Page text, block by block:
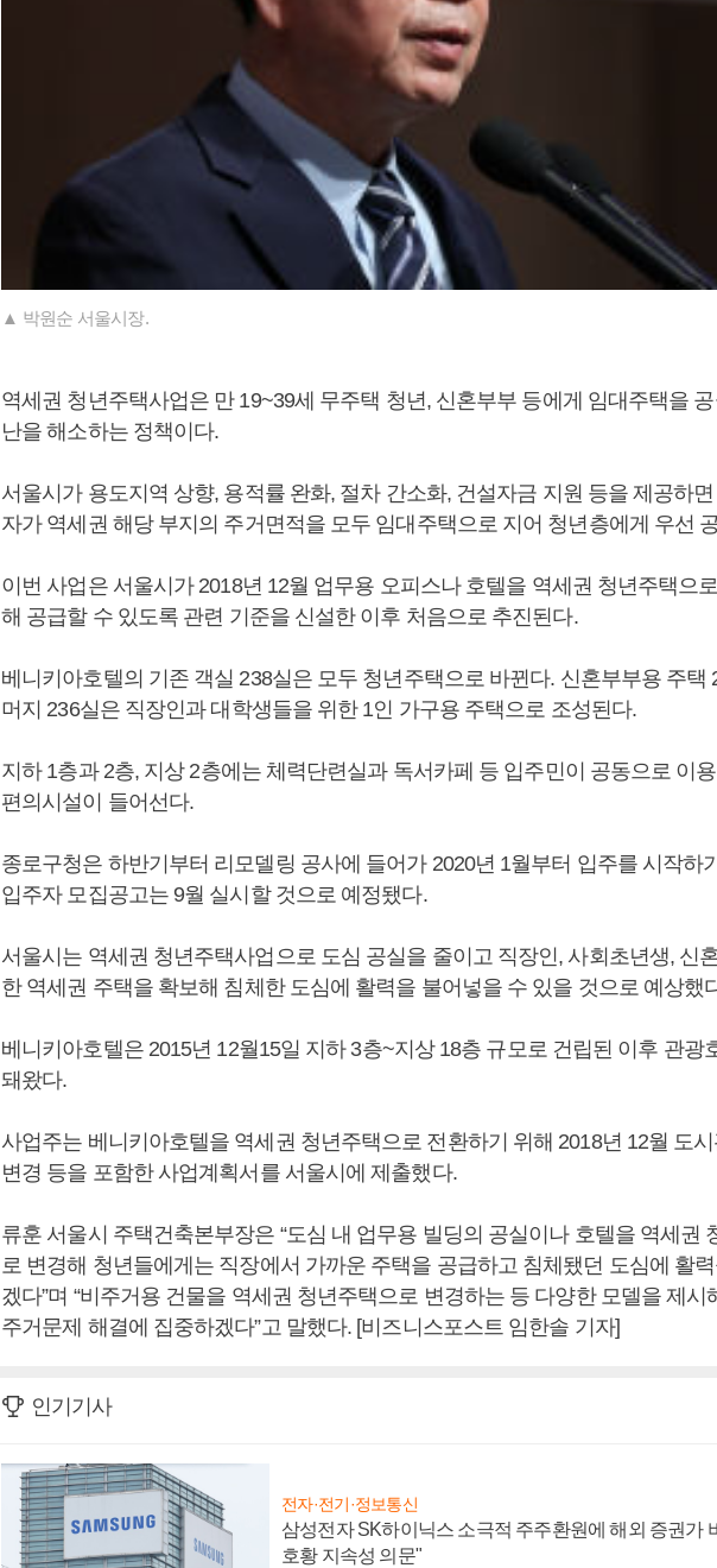
▲ 박원순 서울시장.
역세권 청년주택사업은 만 19~39세 무주택 청년, 신혼부부 등에게 임대주택을
난을 해소하는 정책이다.
서울시가 용도지역 상향, 용적률 완화, 절차 간소화, 건설자금 지원 등을 제공하
자가 역세권 해당 부지의 주거면적을 모두 임대주택으로 지어 청년층에게 우선
이번 사업은 서울시가 2018년 12월 업무용 오피스나 호텔을 역세권 청년주택으
해 공급할 수 있도록 관련 기준을 신설한 이후 처음으로 추진된다.
베니키아호텔의 기존 객실 238실은 모두 청년주택으로 바뀐다. 신혼부부용 주택
머지 236실은 직장인과 대학생들을 위한 1인 가구용 주택으로 조성된다.
지하 1층과 2층, 지상 2층에는 체력단련실과 독서카페 등 입주민이 공동으로 이
편의시설이 들어선다.
종로구청은 하반기부터 리모델링 공사에 들어가 2020년 1월부터 입주를 시작하
입주자 모집공고는 9월 실시할 것으로 예정됐다.
서울시는 역세권 청년주택사업으로 도심 공실을 줄이고 직장인, 사회초년생, 신
한 역세권 주택을 확보해 침체한 도심에 활력을 불어넣을 수 있을 것으로 예상했
베니키아호텔은 2015년 12월15일 지하 3층~지상 18층 규모로 건립된 이후 관광
돼왔다.
사업주는 베니키아호텔을 역세권 청년주택으로 전환하기 위해 2018년 12월 도
변경 등을 포함한 사업계획서를 서울시에 제출했다.
류훈 서울시 주택건축본부장은 “도심 내 업무용 빌딩의 공실이나 호텔을 역세권
로 변경해 청년들에게는 직장에서 가까운 주택을 공급하고 침체됐던 도심에 활
겠다”며 “비주거용 건물을 역세권 청년주택으로 변경하는 등 다양한 모델을 제시
주거문제 해결에 집중하겠다”고 말했다. [비즈니스포스트 임한솔 기자]
인기기사
전자·전기·정보통신
삼성전자 SK하이닉스 소극적 주주환원에 해외 증권가
호황 지속성 의문"